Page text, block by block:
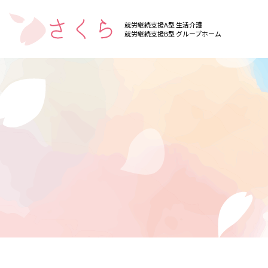
就労継続支援A型 生活介護
就労継続支援B型 グループホーム